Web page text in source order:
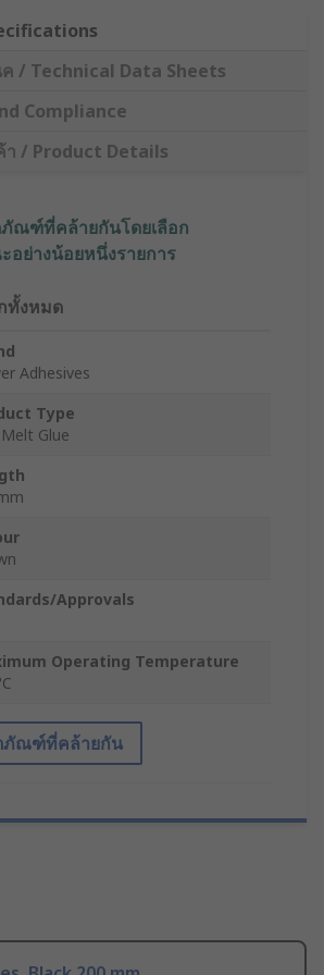
/ Technical Data Sheets
Compliance
า / Product Details
ณฑ์ที่คล้ายกันโดยเลือก
ย่างน้อยหนึ่งรายการ
ทั้งหมด
Adhesives
Type
Glue
Approvals
Operating Temperature
ภัณฑ์ที่คล้ายกัน